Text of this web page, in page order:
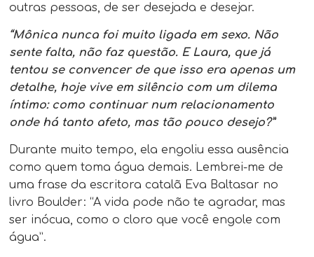
outras pessoas, de ser desejada e desejar.
“Mônica nunca foi muito ligada em sexo. Não
sente falta, não faz questão. E Laura, que já
tentou se convencer de que isso era apenas um
detalhe, hoje vive em silêncio com um dilema
íntimo: como continuar num relacionamento
onde há tanto afeto, mas tão pouco desejo?”
Durante muito tempo, ela engoliu essa ausência
como quem toma água demais. Lembrei-me de
uma frase da escritora catalã Eva Baltasar no
livro Boulder: “A vida pode não te agradar, mas
ser inócua, como o cloro que você engole com
água”.